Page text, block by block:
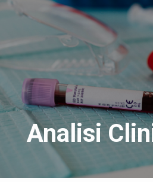
Analisi